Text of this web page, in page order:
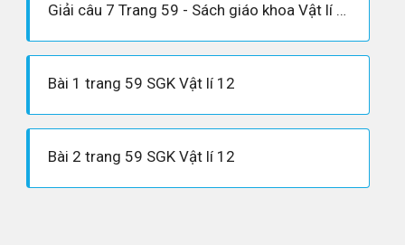
Giải câu 7 Trang 59 - Sách giáo khoa Vật lí 12
Bài 1 trang 59 SGK Vật lí 12
Bài 2 trang 59 SGK Vật lí 12